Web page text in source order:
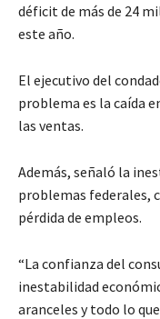
déficit de más de 24
este año.
El ejecutivo del
problema es la caída
las ventas.
Además, señaló la
problemas federales,
pérdida de empleos.
“La confianza del
inestabilidad
aranceles y todo lo